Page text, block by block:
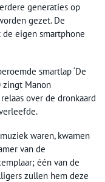
generaties op
gezet. De
eigen smartphone
smartlap ‘De
zingt Manon
over de dronkaard
waren, kwamen
van de
één van de
zullen hem deze